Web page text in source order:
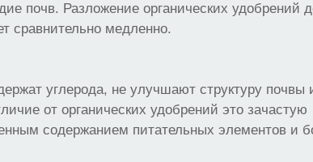
почв. Разложение органических удобрений
сравнительно медленно.
углерода, не улучшают структуру почвы
от органических удобрений это зачастую
содержанием питательных элементов и